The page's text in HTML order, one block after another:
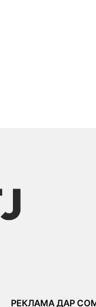
РЕКЛАМА ДАР